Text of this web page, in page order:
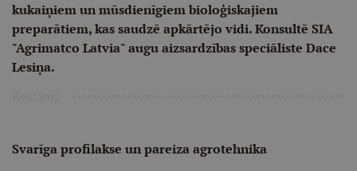
kukaiņiem un mūsdienīgiem bioloģiskajiem
preparātiem, kas saudzē apkārtējo vidi. Konsultē SIA
"Agrimatco Latvia" augu aizsardzības speciāliste Dace
Lesiņa.
Svarīga profilakse un pareiza agrotehnika